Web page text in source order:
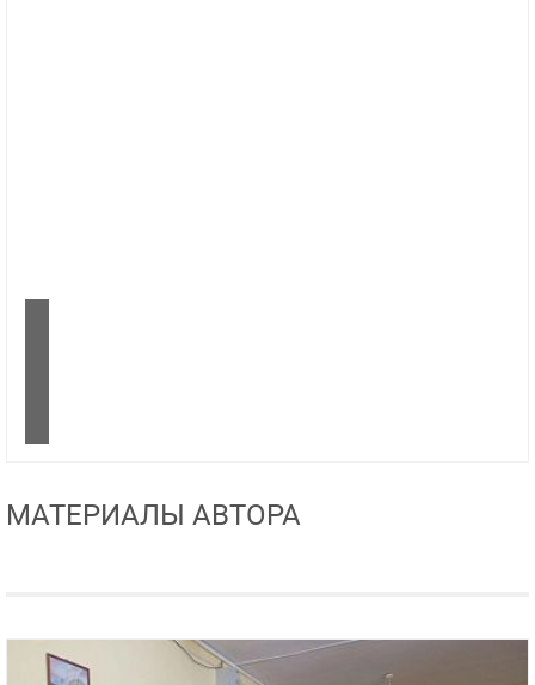
МАТЕРИАЛЫ АВТОРА